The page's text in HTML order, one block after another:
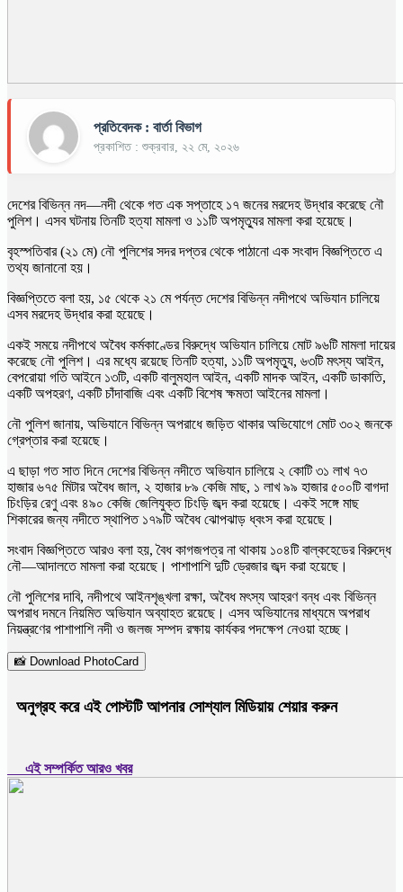
প্রতিবেদক : বার্তা বিভাগ
প্রকাশিত : শুক্রবার, ২২ মে, ২০২৬
দেশের বিভিন্ন নদ—নদী থেকে গত এক সপ্তাহে ১৭ জনের মরদেহ উদ্ধার করেছে নৌ
পুলিশ। এসব ঘটনায় তিনটি হত্যা মামলা ও ১১টি অপমৃত্যুর মামলা করা হয়েছে।
বৃহস্পতিবার (২১ মে) নৌ পুলিশের সদর দপ্তর থেকে পাঠানো এক সংবাদ বিজ্ঞপ্তিতে এ
তথ্য জানানো হয়।
বিজ্ঞপ্তিতে বলা হয়, ১৫ থেকে ২১ মে পর্যন্ত দেশের বিভিন্ন নদীপথে অভিযান চালিয়ে
এসব মরদেহ উদ্ধার করা হয়েছে।
একই সময়ে নদীপথে অবৈধ কর্মকাণ্ডের বিরুদ্ধে অভিযান চালিয়ে মোট ৯৬টি মামলা দায়ের
করেছে নৌ পুলিশ। এর মধ্যে রয়েছে তিনটি হত্যা, ১১টি অপমৃত্যু, ৬৩টি মৎস্য আইন,
বেপরোয়া গতি আইনে ১৩টি, একটি বালুমহাল আইন, একটি মাদক আইন, একটি ডাকাতি,
একটি অপহরণ, একটি চাঁদাবাজি এবং একটি বিশেষ ক্ষমতা আইনের মামলা।
নৌ পুলিশ জানায়, অভিযানে বিভিন্ন অপরাধে জড়িত থাকার অভিযোগে মোট ৩০২ জনকে
গ্রেপ্তার করা হয়েছে।
এ ছাড়া গত সাত দিনে দেশের বিভিন্ন নদীতে অভিযান চালিয়ে ২ কোটি ৩১ লাখ ৭৩
হাজার ৬৭৫ মিটার অবৈধ জাল, ২ হাজার ৮৯ কেজি মাছ, ১ লাখ ৯৯ হাজার ৫০০টি বাগদা
চিংড়ির রেণু এবং ৪৯০ কেজি জেলিযুক্ত চিংড়ি জব্দ করা হয়েছে। একই সঙ্গে মাছ
শিকারের জন্য নদীতে স্থাপিত ১৭৯টি অবৈধ ঝোপঝাড় ধ্বংস করা হয়েছে।
সংবাদ বিজ্ঞপ্তিতে আরও বলা হয়, বৈধ কাগজপত্র না থাকায় ১০৪টি বাল্কহেডের বিরুদ্ধে
নৌ—আদালতে মামলা করা হয়েছে। পাশাপাশি দুটি ড্রেজার জব্দ করা হয়েছে।
নৌ পুলিশের দাবি, নদীপথে আইনশৃঙ্খলা রক্ষা, অবৈধ মৎস্য আহরণ বন্ধ এবং বিভিন্ন
অপরাধ দমনে নিয়মিত অভিযান অব্যাহত রয়েছে। এসব অভিযানের মাধ্যমে অপরাধ
নিয়ন্ত্রণের পাশাপাশি নদী ও জলজ সম্পদ রক্ষায় কার্যকর পদক্ষেপ নেওয়া হচ্ছে।
📸 Download PhotoCard
অনুগ্রহ করে এই পোস্টটি আপনার সোশ্যাল মিডিয়ায় শেয়ার করুন
এই সম্পর্কিত আরও খবর